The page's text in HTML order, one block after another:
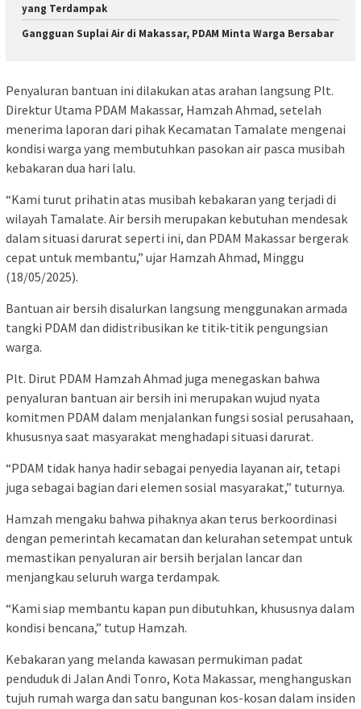
yang Terdampak
Gangguan Suplai Air di Makassar, PDAM Minta Warga Bersabar
Penyaluran bantuan ini dilakukan atas arahan langsung Plt.
Direktur Utama PDAM Makassar, Hamzah Ahmad, setelah
menerima laporan dari pihak Kecamatan Tamalate mengenai
kondisi warga yang membutuhkan pasokan air pasca musibah
kebakaran dua hari lalu.
“Kami turut prihatin atas musibah kebakaran yang terjadi di
wilayah Tamalate. Air bersih merupakan kebutuhan mendesak
dalam situasi darurat seperti ini, dan PDAM Makassar bergerak
cepat untuk membantu,” ujar Hamzah Ahmad, Minggu
(18/05/2025).
Bantuan air bersih disalurkan langsung menggunakan armada
tangki PDAM dan didistribusikan ke titik-titik pengungsian
warga.
Plt. Dirut PDAM Hamzah Ahmad juga menegaskan bahwa
penyaluran bantuan air bersih ini merupakan wujud nyata
komitmen PDAM dalam menjalankan fungsi sosial perusahaan,
khususnya saat masyarakat menghadapi situasi darurat.
“PDAM tidak hanya hadir sebagai penyedia layanan air, tetapi
juga sebagai bagian dari elemen sosial masyarakat,” tuturnya.
Hamzah mengaku bahwa pihaknya akan terus berkoordinasi
dengan pemerintah kecamatan dan kelurahan setempat untuk
memastikan penyaluran air bersih berjalan lancar dan
menjangkau seluruh warga terdampak.
“Kami siap membantu kapan pun dibutuhkan, khususnya dalam
kondisi bencana,” tutup Hamzah.
Kebakaran yang melanda kawasan permukiman padat
penduduk di Jalan Andi Tonro, Kota Makassar, menghanguskan
tujuh rumah warga dan satu bangunan kos-kosan dalam insiden